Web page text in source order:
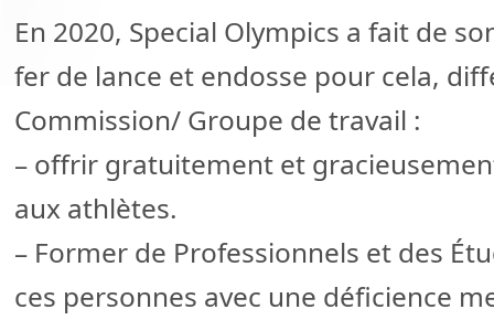
En 2020, Special Olympics a fait de
fer de lance et endosse pour cela,
Commission/ Groupe de travail :
– offrir gratuitement et
aux athlètes.
– Former de Professionnels et des
ces personnes avec une déficience